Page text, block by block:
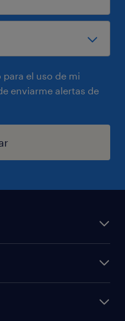
el uso de mi
enviarme alertas de